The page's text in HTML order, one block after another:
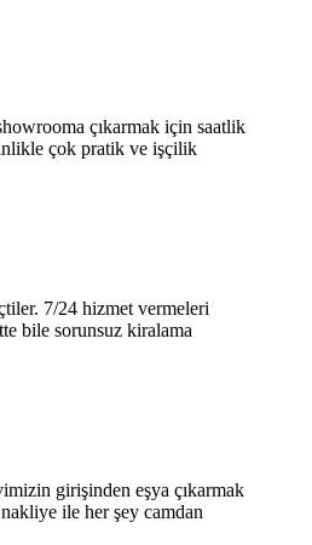
çıkarmak için saatlik
çok pratik ve işçilik
7/24 hizmet vermeleri
bile sorunsuz kiralama
girişinden eşya çıkarmak
ile her şey camdan